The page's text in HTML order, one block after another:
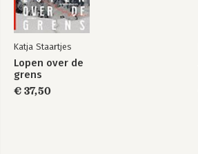
Katja Staartjes
Lopen over de
grens
€ 37,50